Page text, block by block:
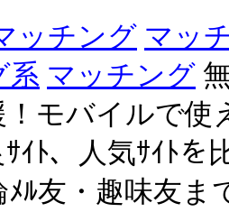
ッチング マッ
系 マッチング
！モバイルで使
ｲﾄ、人気ｻｲﾄを
ﾙ友・趣味友ま